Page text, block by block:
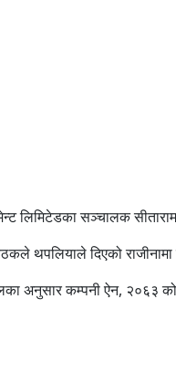
लिमिटेडका सञ्चालक
थपलियाले दिएको राजीनामा
अनुसार कम्पनी ऐन, २०६३